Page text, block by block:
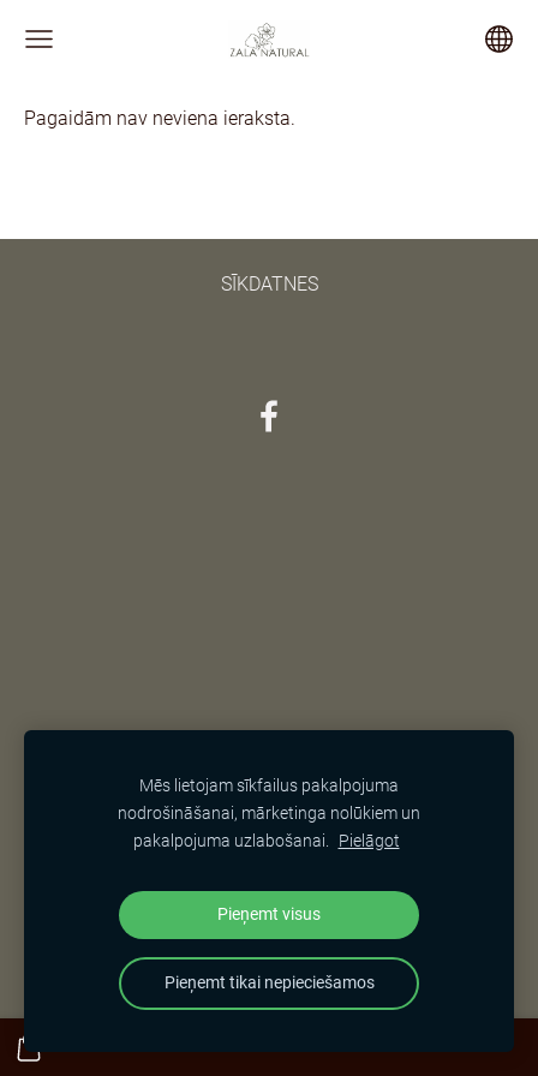
Pagaidām nav neviena ieraksta.
SĪKDATNES
Mēs lietojam sīkfailus pakalpojuma
nodrošināšanai, mārketinga nolūkiem un
pakalpojuma uzlabošanai. Pielāgot
Pieņemt visus
Pieņemt tikai nepieciešamos